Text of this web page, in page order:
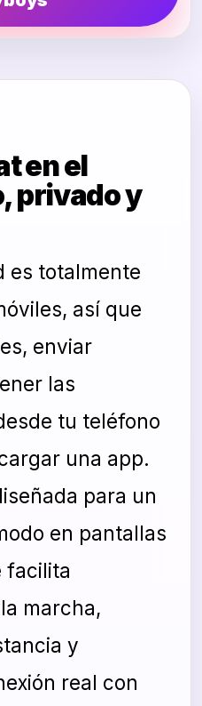
en el
privado y
es totalmente
así que
enviar
las
tu teléfono
una app.
para un
en pantallas
facilita
marcha,
y
real con